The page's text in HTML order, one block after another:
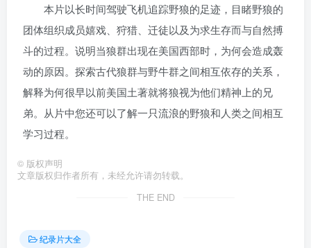
本片以长时间驾驶飞机追踪野狼的足迹，目睹野狼的
团体组织成员嬉戏、狩猎、迁徒以及为求生存而与自然搏
斗的过程。说明当狼群出现在美国西部时，为何会造成轰
动的原因。探索古代狼群与野牛群之间相互依存的关系，
解释为何很早以前美国土著就将狼视为他们精神上的兄
弟。从片中您还可以了解一只流浪的野狼和人类之间相互
学习过程。
© 版权声明
文章版权归作者所有，未经允许请勿转载。
THE END
纪录片大全